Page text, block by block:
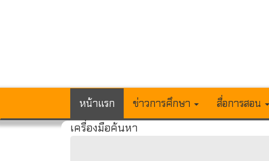
หน้าแรก ข่าวการศึกษา สื่อการสอน
เครื่องมือค้นหา